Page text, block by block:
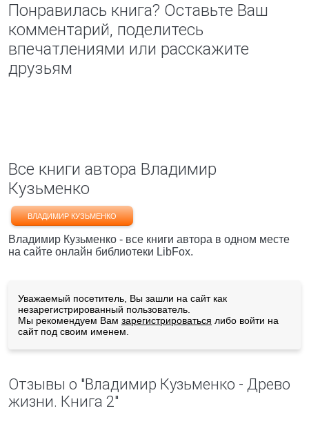
Понравилась книга? Оставьте Ваш
комментарий, поделитесь
впечатлениями или расскажите
друзьям
Все книги автора Владимир
Кузьменко
ВЛАДИМИР КУЗЬМЕНКО
Владимир Кузьменко - все книги автора в одном месте
на сайте онлайн библиотеки LibFox.
Уважаемый посетитель, Вы зашли на сайт как
незарегистрированный пользователь.
Мы рекомендуем Вам зарегистрироваться либо войти на
сайт под своим именем.
Отзывы о "Владимир Кузьменко - Древо
жизни. Книга 2"